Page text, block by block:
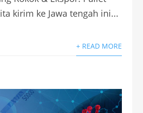
kirim ke Jawa tengah ini...
+ READ MORE